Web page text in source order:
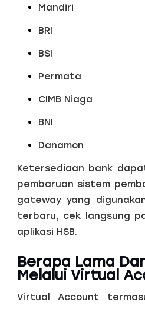
Mandiri
BRI
BSI
Permata
CIMB Niaga
BNI
Danamon
Ketersediaan bank
pembaruan sistem
gateway yang
terbaru, cek langsung
aplikasi HSB.
Berapa Lama
Melalui Virtual
Virtual Account